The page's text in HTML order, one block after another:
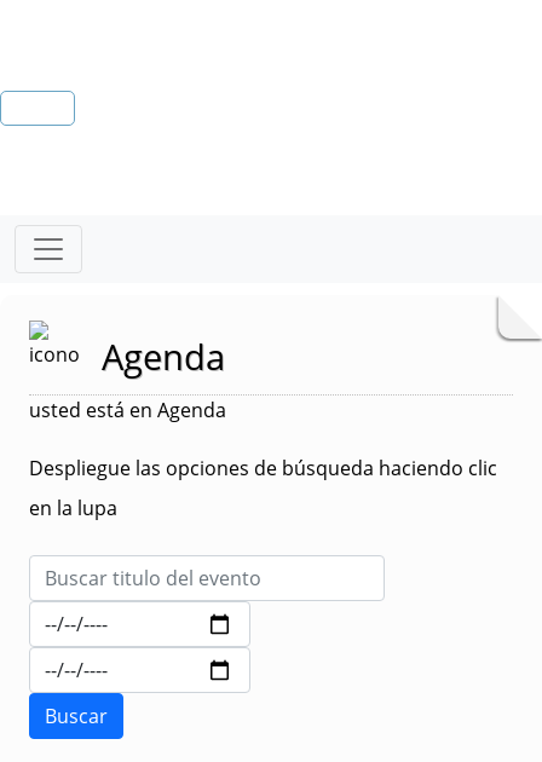
Agenda
usted está en Agenda
Despliegue las opciones de búsqueda haciendo clic
en la lupa